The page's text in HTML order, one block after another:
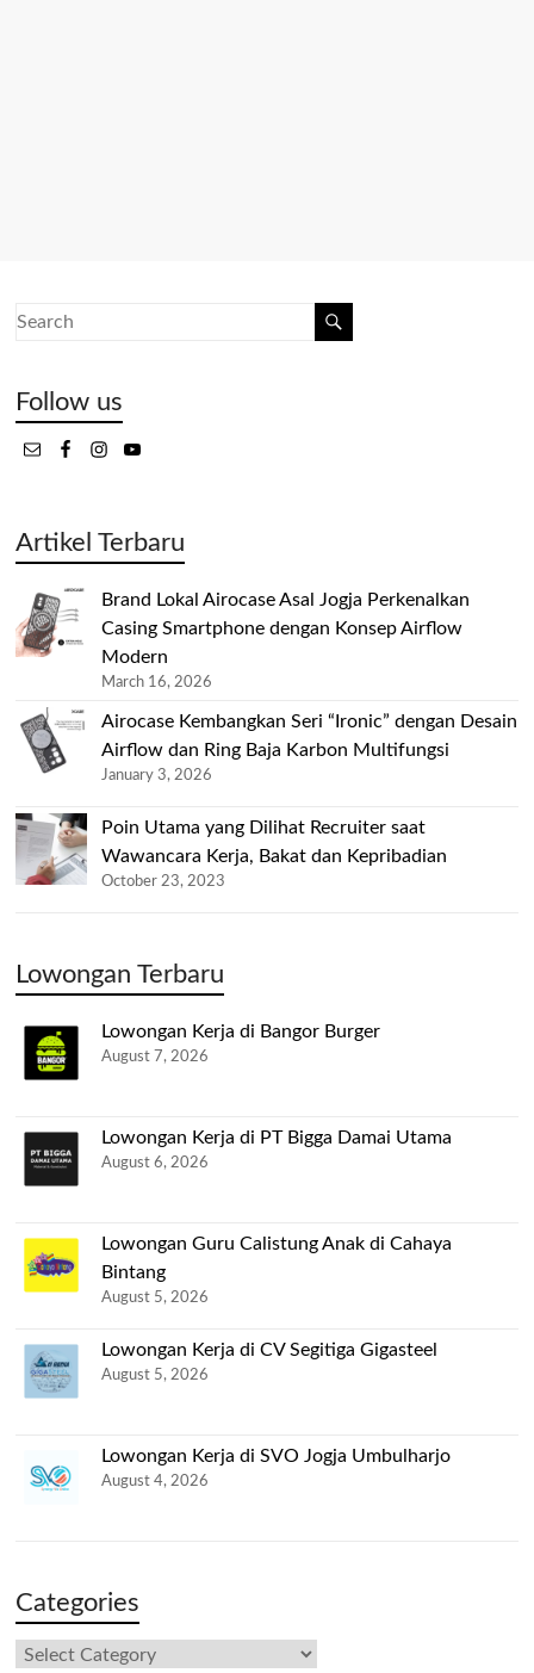
Follow us
Artikel Terbaru
Brand Lokal Airocase Asal Jogja Perkenalkan
Casing Smartphone dengan Konsep Airflow
Modern
March 16, 2026
Airocase Kembangkan Seri “Ironic” dengan Desain
Airflow dan Ring Baja Karbon Multifungsi
January 3, 2026
Poin Utama yang Dilihat Recruiter saat
Wawancara Kerja, Bakat dan Kepribadian
October 23, 2023
Lowongan Terbaru
Lowongan Kerja di Bangor Burger
August 7, 2026
Lowongan Kerja di PT Bigga Damai Utama
August 6, 2026
Lowongan Guru Calistung Anak di Cahaya
Bintang
August 5, 2026
Lowongan Kerja di CV Segitiga Gigasteel
August 5, 2026
Lowongan Kerja di SVO Jogja Umbulharjo
August 4, 2026
Categories